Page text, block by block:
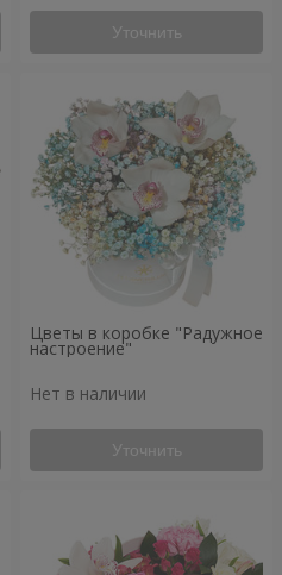
Уточнить
Цветы в коробке "Радужное
настроение"
Нет в наличии
Уточнить